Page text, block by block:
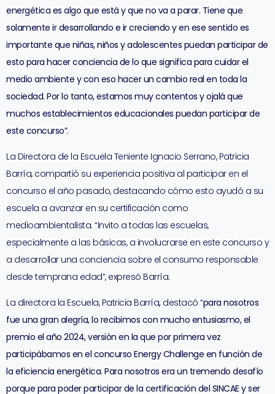
energética es algo que está y que no va a parar. Tiene que
solamente ir desarrollando e ir creciendo y en ese sentido es
importante que niñas, niños y adolescentes puedan participar de
esto para hacer conciencia de lo que significa para cuidar el
medio ambiente y con eso hacer un cambio real en toda la
sociedad. Por lo tanto, estamos muy contentos y ojalá que
muchos establecimientos educacionales puedan participar de
este concurso”.
La Directora de la Escuela Teniente Ignacio Serrano, Patricia
Barría, compartió su experiencia positiva al participar en el
concurso el año pasado, destacando cómo esto ayudó a su
escuela a avanzar en su certificación como
medioambientalista. “Invito a todas las escuelas,
especialmente a las básicas, a involucrarse en este concurso y
a desarrollar una conciencia sobre el consumo responsable
desde temprana edad”, expresó Barría.
La directora la Escuela, Patricia Barría,destacó “para nosotros
fue una gran alegría, lo recibimos con mucho entusiasmo, el
premio el año 2024, versión en la que por primera vez
participábamos en el concurso Energy Challenge en función de
la eficiencia energética. Para nosotros era un tremendo desafío
porque para poder participar de la certificación del SINCAE y ser